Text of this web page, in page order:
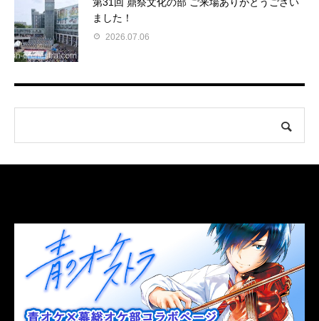
第31回 鼎祭文化の部 ご来場ありがとうござい
ました！
2026.07.06